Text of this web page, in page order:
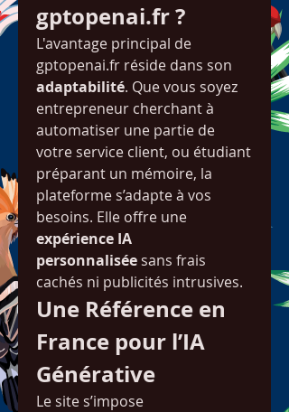
gptopenai.fr ?
L'avantage principal de
adaptabilité. Que vous soyez
entrepreneur cherchant à
automatiser une partie de
votre service client, ou étudiant
préparant un mémoire, la
plateforme s’adapte à vos
expérience IA
personnalisée sans frais
cachés ni publicités intrusives.
Une Référence en
France pour l’IA
Générative
Le site s’impose